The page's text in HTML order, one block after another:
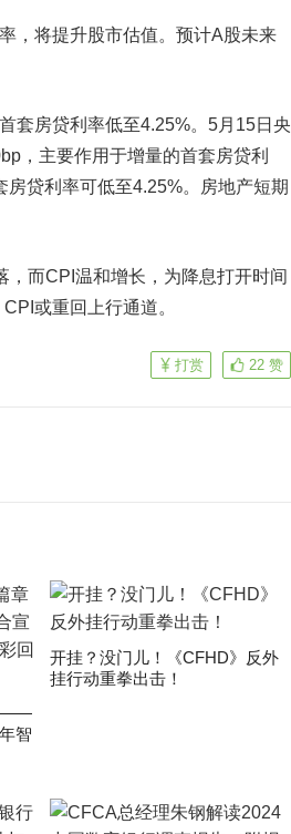
，将提升股市估值。预计A股未来
套房贷利率低至4.25%。 5月15日央
，主要作用于增量的首套房贷利
贷利率可低至4.25%。房地产短期
而CPI温和增长，为降息打开时间
或重回上行通道。
22 赞
打赏
——
智
开挂？没门儿！《CFHD》反外
挂行动重拳出击！